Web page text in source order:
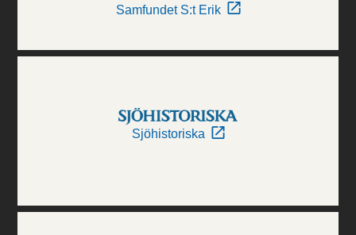
Samfundet S:t Erik
Sjöhistoriska